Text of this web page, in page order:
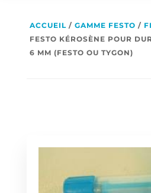
ACCUEIL / GAMME FESTO /
FESTO KÉROSÈNE POUR
6 MM (FESTO OU TYGON)